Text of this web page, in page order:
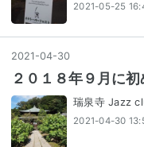
2021-05-25
2021-04-30
２０１８年９月に
瑞泉寺 Jazz
2021-04-30